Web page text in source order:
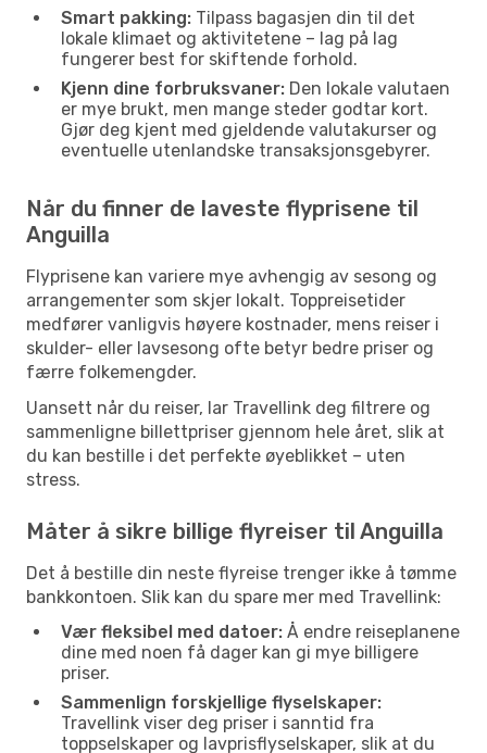
Smart pakking: Tilpass bagasjen din til det
lokale klimaet og aktivitetene – lag på lag
fungerer best for skiftende forhold.
Kjenn dine forbruksvaner: Den lokale valutaen
er mye brukt, men mange steder godtar kort.
Gjør deg kjent med gjeldende valutakurser og
eventuelle utenlandske transaksjonsgebyrer.
Når du finner de laveste flyprisene til
Anguilla
Flyprisene kan variere mye avhengig av sesong og
arrangementer som skjer lokalt. Toppreisetider
medfører vanligvis høyere kostnader, mens reiser i
skulder- eller lavsesong ofte betyr bedre priser og
færre folkemengder.
Uansett når du reiser, lar Travellink deg filtrere og
sammenligne billettpriser gjennom hele året, slik at
du kan bestille i det perfekte øyeblikket – uten
stress.
Måter å sikre billige flyreiser til Anguilla
Det å bestille din neste flyreise trenger ikke å tømme
bankkontoen. Slik kan du spare mer med Travellink:
Vær fleksibel med datoer: Å endre reiseplanene
dine med noen få dager kan gi mye billigere
priser.
Sammenlign forskjellige flyselskaper:
Travellink viser deg priser i sanntid fra
toppselskaper og lavprisflyselskaper, slik at du